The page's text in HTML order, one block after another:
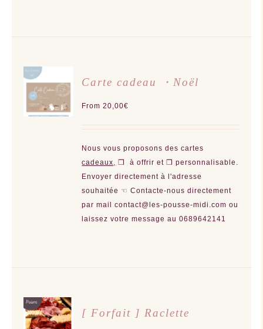
CHOIX
DES
OPTIONS
CE
PRODUIT
A
PLUSIEURS
/
DÉTAILS
Carte cadeau ・Noël
From 20,00€
Nous vous proposons des cartes
cadeaux, ❒ à offrir et ❒ personnalisable.
Envoyer directement à l'adresse
souhaitée ☜ Contacte-nous directement
par mail contact@les-pousse-midi.com ou
laissez votre message au 0689642141
AJOUTER
AU
PANIER
[ Forfait ] Raclette